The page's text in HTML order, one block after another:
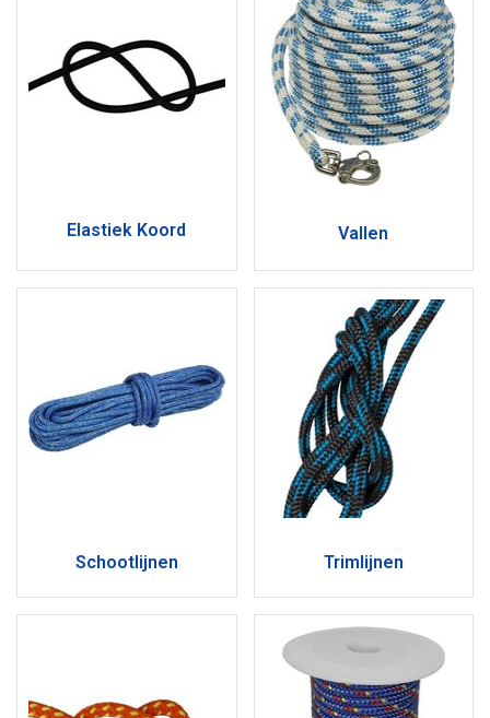
Elastiek Koord Vallen
Schootlijnen Trimlijnen